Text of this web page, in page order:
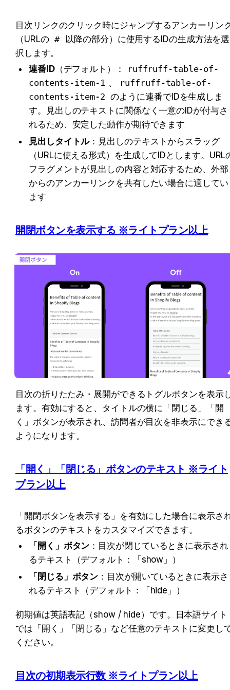
目次リンクのクリック時にジャンプするアンカーリン
（URLの # 以降の部分）に使用するIDの生成方法を選
択します。
連番ID（デフォルト）：
ruffruff-table-of-
contents-item-1 、
ruffruff-table-of-
contents-item-2 のように連番でIDを生成しま
す。見出しのテキストに関係なく一意のIDが付与さ
れるため、安定した動作が期待できます
見出しタイトル：見出しのテキストからスラッグ
（URLに使える形式）を生成してIDとします。URL
フラグメントが見出しの内容と対応するため、外部
からのアンカーリンクを共有したい場合に適してい
ます
開閉ボタンを表示する ※ライトプラン以上
目次の折りたたみ・展開ができるトグルボタンを表示
ます。有効にすると、タイトルの横に「閉じる」「開
く」ボタンが表示され、訪問者が目次を非表示にでき
ようになります。
「開く」「閉じる」ボタンのテキスト ※ライト
プラン以上
「開閉ボタンを表示する」を有効にした場合に表示さ
るボタンのテキストをカスタマイズできます。
「開く」ボタン ：目次が閉じているときに表示され
るテキスト（デフォルト：「show」）
「閉じる」ボタン ：目次が開いているときに表示さ
れるテキスト（デフォルト：「hide」）
初期値は英語表記（show / hide）です。日本語サイト
では「開く」「閉じる」など任意のテキストに変更し
ください。
目次の初期表示行数 ※ライトプラン以上